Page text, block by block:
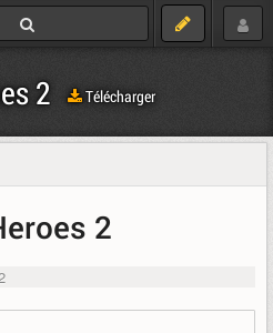
2 Télécharger
2